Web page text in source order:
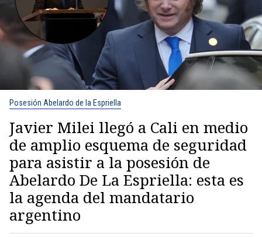
Posesión Abelardo de la Espriella
Javier Milei llegó a Cali en medio
de amplio esquema de seguridad
para asistir a la posesión de
Abelardo De La Espriella: esta es
la agenda del mandatario
argentino